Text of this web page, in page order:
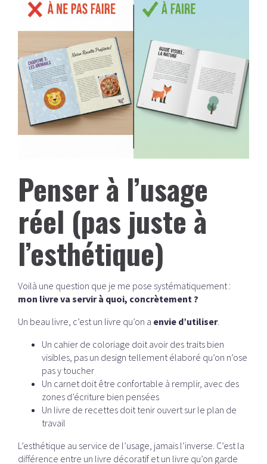
Penser à l’usage
réel (pas juste à
l’esthétique)
Voilà une question que je me pose systématiquement :
mon livre va servir à quoi, concrètement ?
Un beau livre, c’est un livre qu’on a envie d’utiliser.
Un cahier de coloriage doit avoir des traits bien
visibles, pas un design tellement élaboré qu’on n’ose
pas y toucher
Un carnet doit être confortable à remplir, avec des
zones d’écriture bien pensées
Un livre de recettes doit tenir ouvert sur le plan de
travail
L’esthétique au service de l’usage, jamais l’inverse. C’est la
différence entre un livre décoratif et un livre qu’on garde